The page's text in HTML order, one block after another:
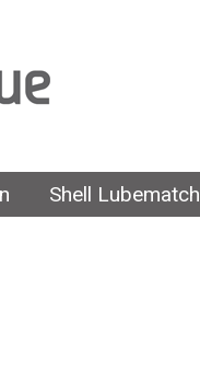
Shell Lubematch